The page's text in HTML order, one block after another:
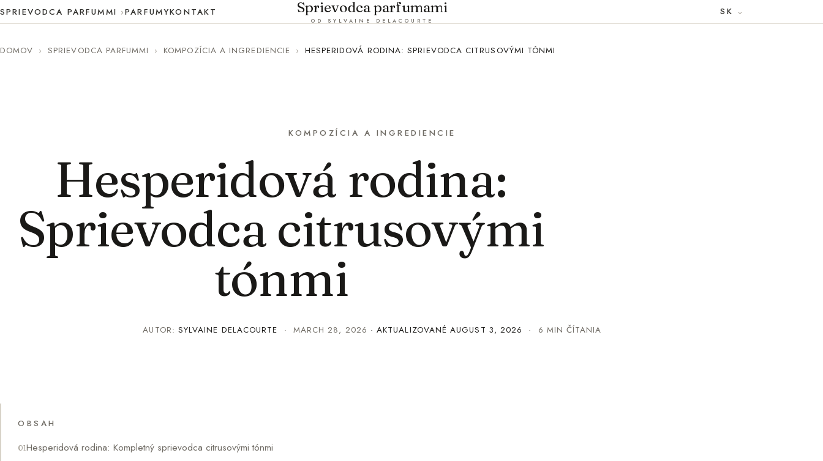
SPRIEVODCA PARFUMMI PARFUMYKONTAKT Sprievodca parfumami
OD SYLVAINE DELACOURTE
SK
DOMOV › SPRIEVODCA PARFUMMI › KOMPOZÍCIA A INGREDIENCIE › HESPERIDOVÁ RODINA: SPRIEVODCA CITRUSOVÝMI TÓNMI
KOMPOZÍCIA A INGREDIENCIE
Hesperidová rodina:
Sprievodca citrusovými
tónmi
AUTOR: SYLVAINE DELACOURTE · MARCH 28, 2026 · AKTUALIZOVANÉAUGUST 3, 2026 · 6 MIN ČÍTANIA
OBSAH
Hesperidová rodina: Kompletný sprievodca citrusovými tónmi